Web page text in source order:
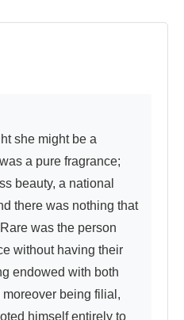
a pure fragrance;
beauty, a national
there was nothing that
was the person
without having their
endowed with both
being filial,
himself entirely to